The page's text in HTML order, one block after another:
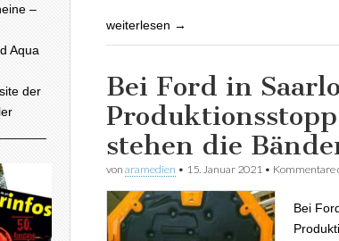
weiterlesen →
Bei Ford in
stehen die
von aramedien • 15. Januar 2021 • Kommentare
Bei
–
Aqua
der